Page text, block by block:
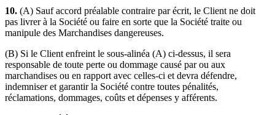
10. (A) Sauf accord préalable contraire par écrit, le Client ne doit
pas livrer à la Société ou faire en sorte que la Société traite ou
manipule des Marchandises dangereuses.
(B) Si le Client enfreint le sous-alinéa (A) ci-dessus, il sera
responsable de toute perte ou dommage causé par ou aux
marchandises ou en rapport avec celles-ci et devra défendre,
indemniser et garantir la Société contre toutes pénalités,
réclamations, dommages, coûts et dépenses y afférents.